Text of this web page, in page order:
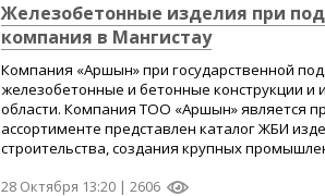
Железобетонные изделия при
компания в Мангистау
Компания «Аршын» при государственной
железобетонные и бетонные конструкции и
области. Компания ТОО «Аршын» является
ассортименте представлен каталог ЖБИ
строительства, создания крупных
28 Октября 13:20 | 2606